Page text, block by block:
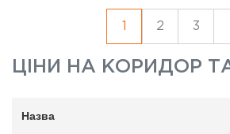
1 2 3
ЦІНИ НА КОРИДОР
Назва